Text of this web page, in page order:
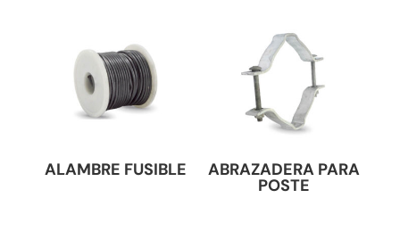
ALAMBRE FUSIBLE ABRAZADERA PARA
POSTE